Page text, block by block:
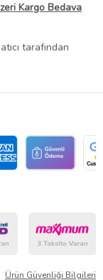
Kargo Bedava
tarafından
Ürün Güvenliği Bilgileri